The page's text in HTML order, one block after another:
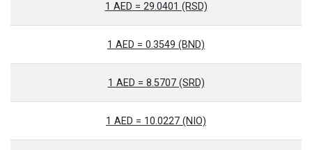
1 AED = 29.0401 (RSD)
1 AED = 0.3549 (BND)
1 AED = 8.5707 (SRD)
1 AED = 10.0227 (NIO)